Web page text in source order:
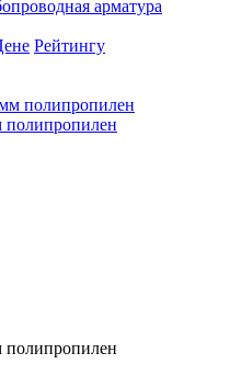
арматура
Рейтингу
полипропилен
полипропилен